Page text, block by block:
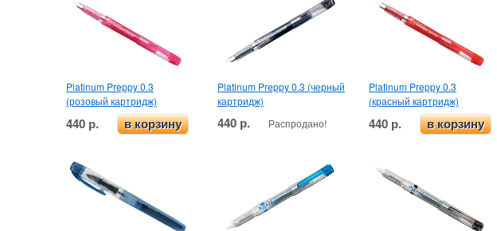
Platinum Preppy 0.3
(розовый картридж)
440 р. в корзину
Platinum Preppy 0.3 (черный
картридж)
440 р. Распродано!
Platinum Preppy 0.3
(красный картридж)
440 р. в корзину